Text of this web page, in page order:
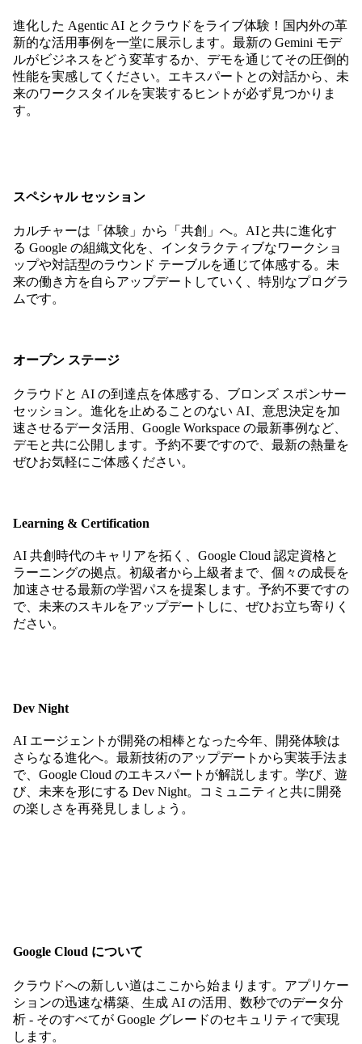
進化した Agentic AI とクラウドをライブ体験！国内外の革
新的な活用事例を一堂に展示します。最新の Gemini モデ
ルがビジネスをどう変革するか、デモを通じてその圧倒的
性能を実感してください。エキスパートとの対話から、未
来のワークスタイルを実装するヒントが必ず見つかりま
す。
スペシャル セッション
カルチャーは「体験」から「共創」へ。AIと共に進化す
る Google の組織文化を、インタラクティブなワークショ
ップや対話型のラウンド テーブルを通じて体感する。未
来の働き方を自らアップデートしていく、特別なプログラ
ムです。
オープン ステージ
クラウドと AI の到達点を体感する、ブロンズ スポンサー
セッション。進化を止めることのない AI、意思決定を加
速させるデータ活用、Google Workspace の最新事例など、
デモと共に公開します。予約不要ですので、最新の熱量を
ぜひお気軽にご体感ください。
Learning & Certification
AI 共創時代のキャリアを拓く、Google Cloud 認定資格と
ラーニングの拠点。初級者から上級者まで、個々の成長を
加速させる最新の学習パスを提案します。予約不要ですの
で、未来のスキルをアップデートしに、ぜひお立ち寄りく
ださい。
Dev Night
AI エージェントが開発の相棒となった今年、開発体験は
さらなる進化へ。最新技術のアップデートから実装手法ま
で、Google Cloud のエキスパートが解説します。学び、遊
び、未来を形にする Dev Night。コミュニティと共に開発
の楽しさを再発見しましょう。
Google Cloud について
クラウドへの新しい道はここから始まります。アプリケー
ションの迅速な構築、生成 AI の活用、数秒でのデータ分
析 - そのすべてが Google グレードのセキュリティで実現
します。